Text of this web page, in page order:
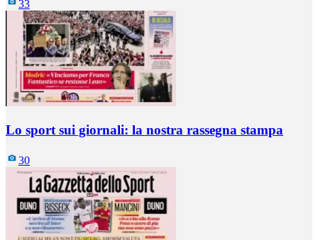
33
Lo sport sui giornali: la nostra rassegna stampa
30